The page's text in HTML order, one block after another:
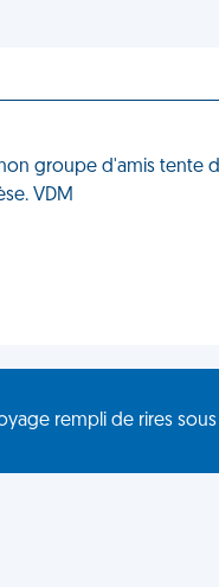
groupe d'amis tente
VDM
rempli de rires